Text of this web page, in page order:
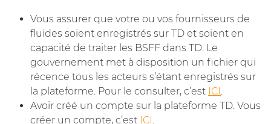
Vous assurer que votre ou vos fournisseurs de
fluides soient enregistrés sur TD et soient en
capacité de traiter les BSFF dans TD. Le
gouvernement met à disposition un fichier qui
récence tous les acteurs s’étant enregistrés sur
la plateforme. Pour le consulter, c’est ICI
Avoir créé un compte sur la plateforme TD. Vous
créer un compte, c’est ICI